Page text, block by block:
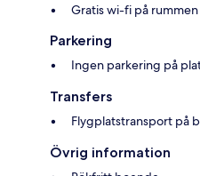
Gratis wi-fi på
Parkering
Ingen parkering på
Transfers
Flygplatstransport på
Övrig information